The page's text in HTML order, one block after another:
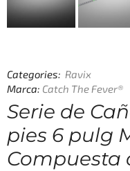
Marca: Catch The Fever®
Serie de
pies 6 pulg